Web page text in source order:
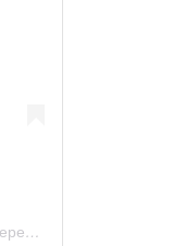
Una publicación compartida por Música Independiente Perú 🇵🇪 (@musica.independiente.peru)